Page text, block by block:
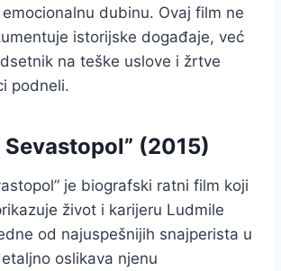
dubinu. Ovaj film ne
istorijske događaje, već
na teške uslove i žrtve
podneli.
Sevastopol” (2015)
je biografski ratni film koji
život i karijeru Ludmile
od najuspešnijih snajperista u
oslikava njenu